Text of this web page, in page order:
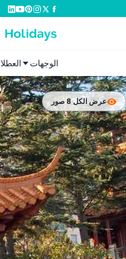
الوجهات
عرض الكل 8 صور